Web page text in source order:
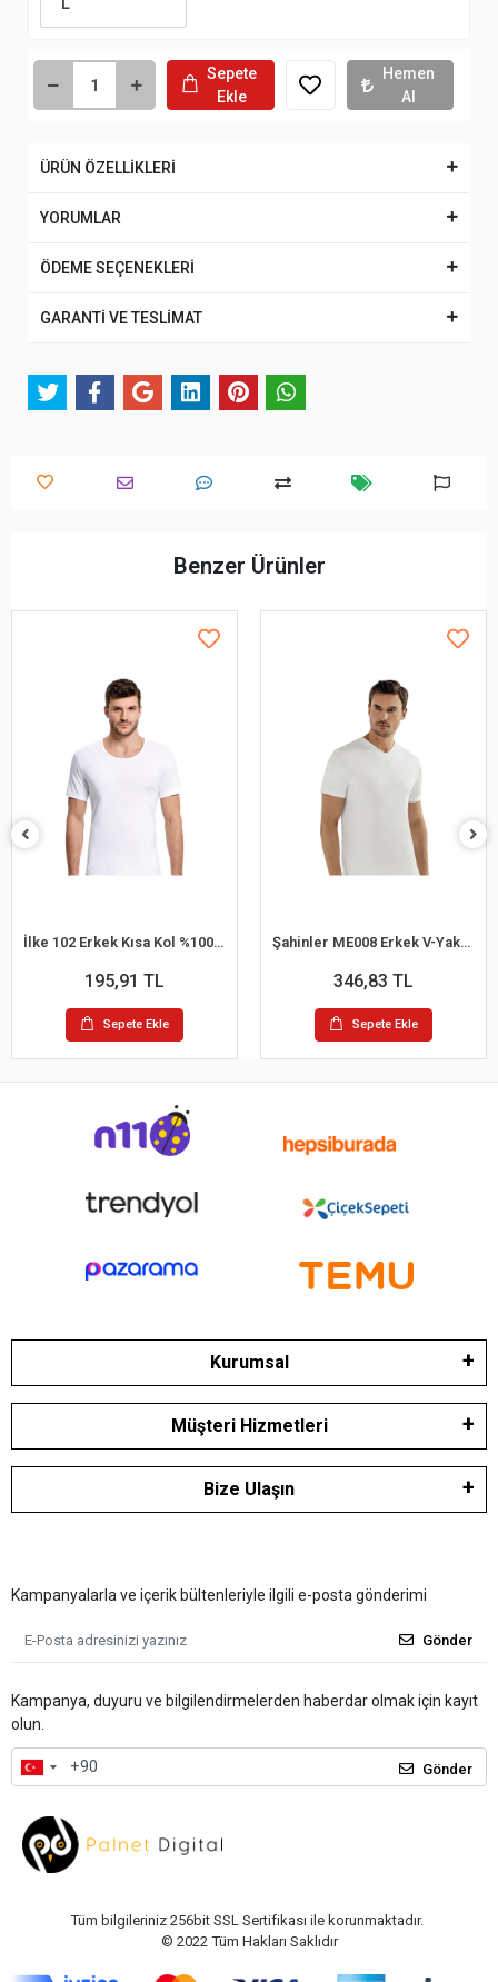
Sepete
Ekle
Hemen
Al
ÜRÜN ÖZELLİKLERİ
YORUMLAR
ÖDEME SEÇENEKLERİ
GARANTİ VE TESLİMAT
Benzer Ürünler
İlke 102 Erkek Kısa Kol %100 Pamuk Atlet L
195,91 TL
Sepete Ekle
Şahinler ME008 Erkek V-Yaka Fanila No:56 (XL)
346,83 TL
Sepete Ekle
Kurumsal
Müşteri Hizmetleri
Bize Ulaşın
Kampanyalarla ve içerik bültenleriyle ilgili e-posta gönderimi
Gönder
Kampanya, duyuru ve bilgilendirmelerden haberdar olmak için kayıt
olun.
Gönder
Tüm bilgileriniz 256bit SSL Sertifikası ile korunmaktadır.
© 2022 Tüm Hakları Saklıdır